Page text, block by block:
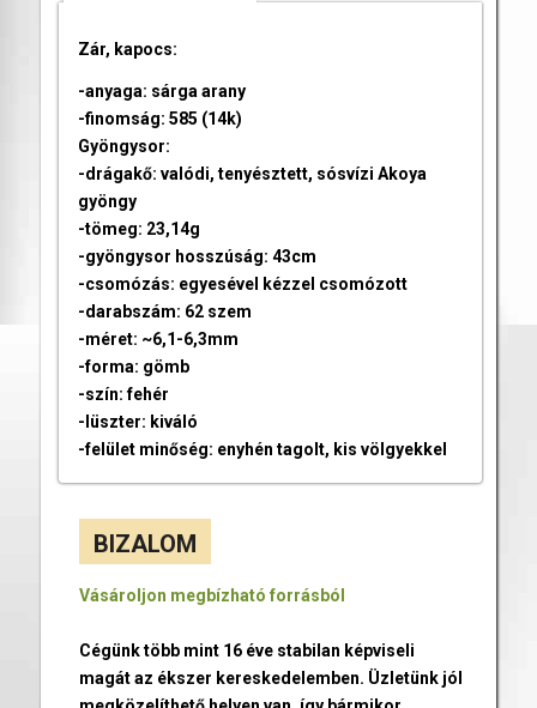
Zár, kapocs:
-anyaga: sárga arany
-finomság: 585 (14k)
Gyöngysor:
-drágakő: valódi, tenyésztett, sósvízi Akoya
gyöngy
-tömeg: 23,14g
-gyöngysor hosszúság: 43cm
-csomózás: egyesével kézzel csomózott
-darabszám: 62 szem
-méret: ~6,1-6,3mm
-forma: gömb
-szín: fehér
-lüszter: kiváló
-felület minőség: enyhén tagolt, kis völgyekkel
BIZALOM
Vásároljon megbízható forrásból
Cégünk több mint 16 éve stabilan képviseli
magát az ékszer kereskedelemben. Üzletünk jól